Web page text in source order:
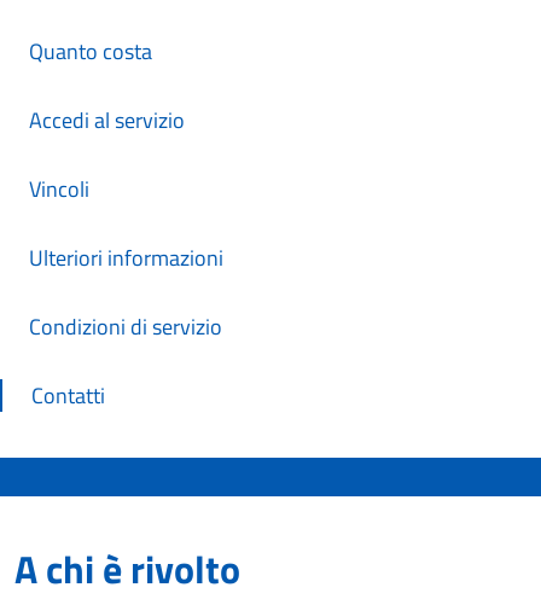
Quanto costa
Accedi al servizio
Vincoli
Ulteriori informazioni
Condizioni di servizio
Contatti
A chi è rivolto